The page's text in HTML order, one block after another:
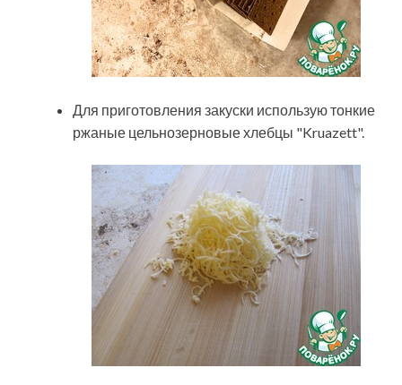
Для приготовления закуски использую тонкие
ржаные цельнозерновые хлебцы "Kruazett".